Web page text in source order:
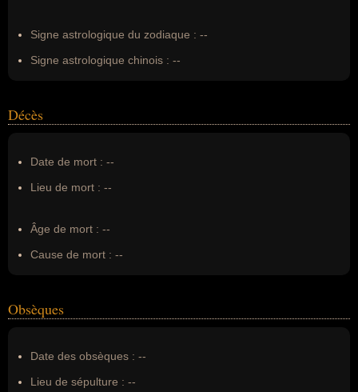
Signe astrologique du zodiaque : --
Signe astrologique chinois : --
Décès
Date de mort : --
Lieu de mort : --
Âge de mort : --
Cause de mort : --
Obsèques
Date des obsèques : --
Lieu de sépulture : --